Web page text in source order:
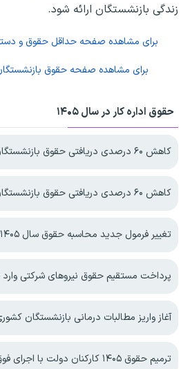
زندگی بازنشستگان ارائه شود.
برای مشاهده صفحه حداقل حقوق و
برای مشاهده صفحه حقوق
حقوق اداره کار در سال ۱۴۰۵
کاهش ۶۰ درصدی دریافتی حقوق بازنشستگان دولت
کاهش ۶۰ درصدی دریافتی حقوق بازنشستگان دولت
تغییر فرمول جدید محاسبه حقوق سال ۱۴۰۵ بازنشستگی
پرداخت مستقیم حقوق نیروهای شرکتی وارد
آغاز واریز مطالبات درمانی بازنشستگان کشوری
ترمیم حقوق ۱۴۰۵ کارکنان دولت با اجرای فوق العاده خاص!